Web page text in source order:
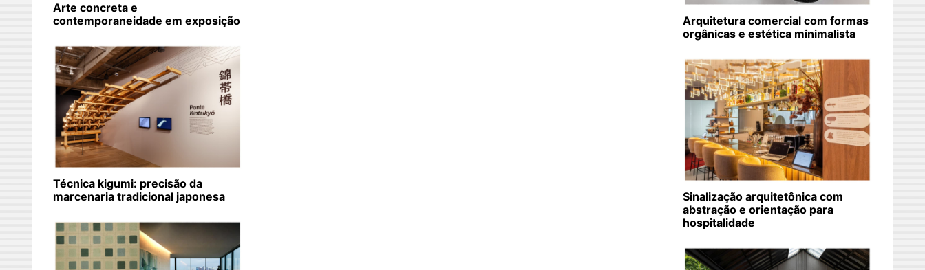
Arte concreta e
contemporaneidade em exposição
Técnica kigumi: precisão da
marcenaria tradicional japonesa
Arquitetura comercial com formas
orgânicas e estética minimalista
Sinalização arquitetônica com
abstração e orientação para
hospitalidade